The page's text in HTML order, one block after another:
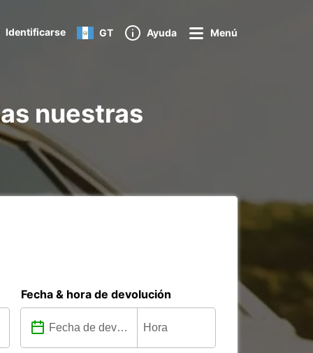
Identificarse GT Ayuda Menú
nuestras
Fecha & hora de devolución